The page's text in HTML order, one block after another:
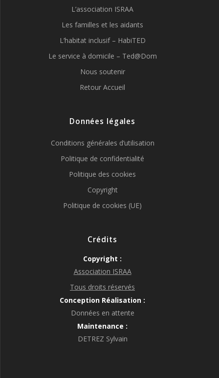
L’association ISRAA
Les familles et les aidants
L’habitat inclusif – HabiTED
Le service à domicile – Ted@Dom
Nous soutenir
Retour Accueil
Données légales
Conditions générales d’utilisation
Politique de confidentialité
Politique des cookies
Copyright
Politique de cookies (UE)
Crédits
Copyright :
Association ISRAA
Tous droits réservés
Conception Réalisation :
Données en attente
Maintenance :
DETREZ Sylvain